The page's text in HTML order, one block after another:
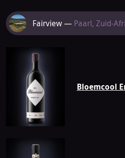
Meer
van
Fairview
Fairview — Paarl, Zuid-
Bloemcool